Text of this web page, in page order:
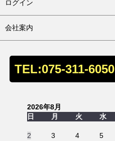
ログイン
会社案内
TEL:075-311-6050
2026年8月
日
月 火 水
2
3 4 5